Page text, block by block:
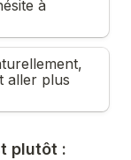
à
aller plus
plutôt :